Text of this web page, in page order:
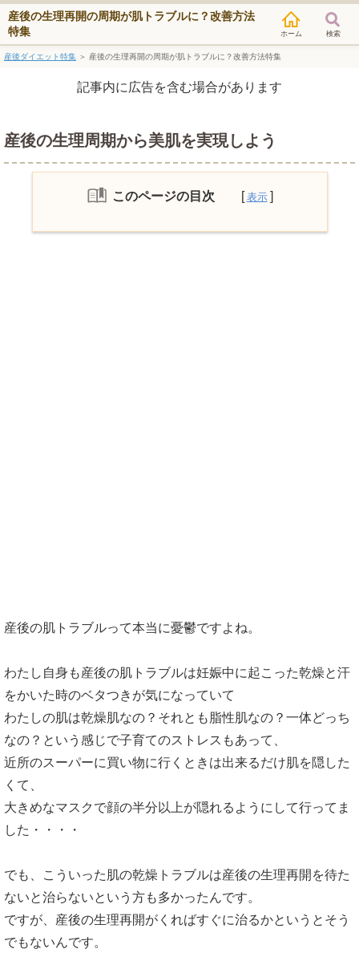
産後の生理再開の周期が肌トラブルに？改善方法
特集
検索
産後ダイエット特集 ＞ 産後の生理再開の周期が肌トラブルに？改善方法特集
記事内に広告を含む場合があります
産後の生理周期から美肌を実現しよう
このページの目次
産後の生理再開前の肌トラブルとケア
産後の肌トラブルって本当に憂鬱ですよね。
わたし自身も産後の肌トラブルは妊娠中に起こった乾燥と汗
をかいた時のベタつきが気になっていて
わたしの肌は乾燥肌なの？それとも脂性肌なの？一体どっち
なの？という感じで子育てのストレスもあって、
近所のスーパーに買い物に行くときは出来るだけ肌を隠した
くて、
大きめなマスクで顔の半分以上が隠れるようにして行ってま
した・・・・
でも、こういった肌の乾燥トラブルは産後の生理再開を待た
ないと治らないという方も多かったんです。
ですが、産後の生理再開がくればすぐに治るかというとそう
でもないんです。